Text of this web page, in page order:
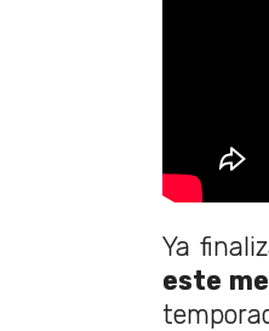
Ya
este